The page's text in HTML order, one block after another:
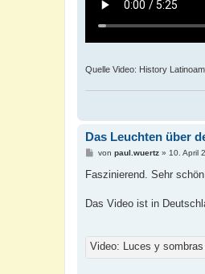
Quelle Video: History
Das Leuchten über
B
i
t
a
g
von paul.wuertz» 10. April
Faszinierend. Sehr
Das Video ist in
Video: Luces y